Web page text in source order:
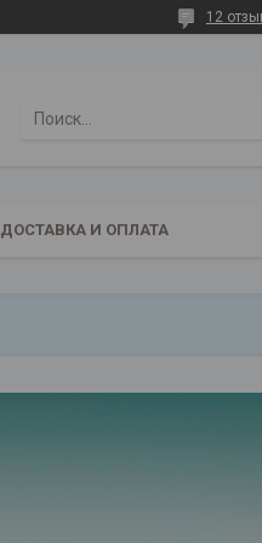
12
ДОСТАВКА И ОПЛАТА